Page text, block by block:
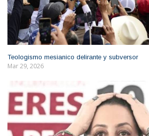
Teologismo mesianico delirante y subversor
Mar 29, 2026